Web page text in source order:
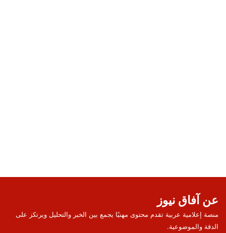
عن آفاق نيوز
منصة إعلامية عربية تقدم محتوى مهنيًا يجمع بين الخبر والتحليل ويرتكز على
الدقة والموضوعية.